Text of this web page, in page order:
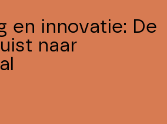
en innovatie: De
naar